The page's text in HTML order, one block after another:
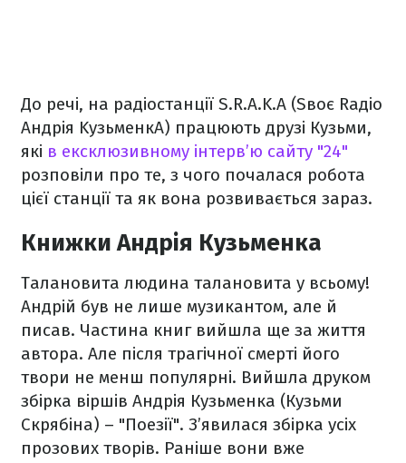
До речі, на радіостанції S.R.A.K.A (Sвоє Rадіо
Aндрія KузьменкA) працюють друзі Кузьми,
які в ексклюзивному інтерв’ю сайту "24"
розповіли про те, з чого почалася робота
цієї станції та як вона розвивається зараз.
Книжки Андрія Кузьменка
Талановита людина талановита у всьому!
Андрій був не лише музикантом, але й
писав. Частина книг вийшла ще за життя
автора. Але після трагічної смерті його
твори не менш популярні. Вийшла друком
збірка віршів Андрія Кузьменка (Кузьми
Скрябіна) – "Поезії". З’явилася збірка усіх
прозових творів. Раніше вони вже